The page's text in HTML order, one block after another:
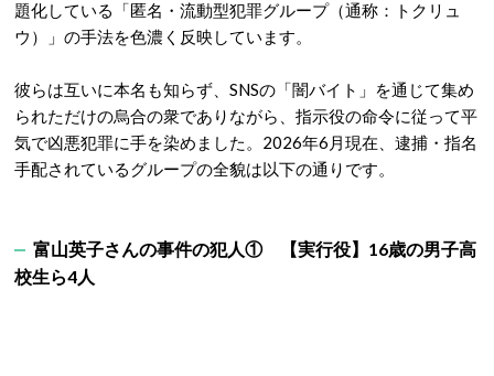
題化している「匿名・流動型犯罪グループ（通称：トクリュ
ウ）」の手法を色濃く反映しています。
彼らは互いに本名も知らず、SNSの「闇バイト」を通じて集め
られただけの烏合の衆でありながら、指示役の命令に従って平
気で凶悪犯罪に手を染めました。2026年6月現在、逮捕・指名
手配されているグループの全貌は以下の通りです。
富山英子さんの事件の犯人①
【実行役】16歳の男子高
校生ら4人